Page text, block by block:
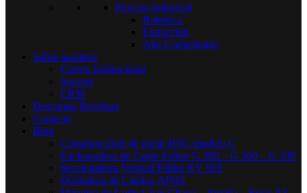
Proceso Industrial
Robotica
Extracción
Aire Comprimido
Sobre nosotros
Correo Institucional
Intranet
CRM
Descargar Brochure
Contacto
Blog
Cortadora láser de metal HSG modelo C​
Enchapadora de Canto Felder G 380 – G 360 – G 330
Seccionadora Vertical Felder KV 925
Dobladora de Lámina APHS